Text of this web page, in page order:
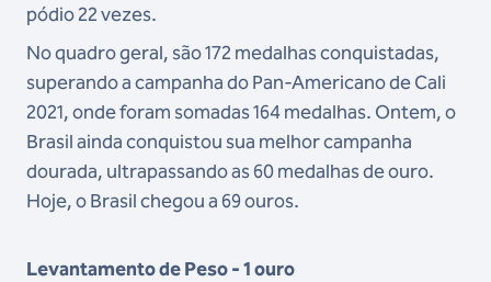
pódio 22 vezes.
No quadro geral, são 172 medalhas conquistadas,
superando a campanha do Pan-Americano de Cali
2021, onde foram somadas 164 medalhas. Ontem, o
Brasil ainda conquistou sua melhor campanha
dourada, ultrapassando as 60 medalhas de ouro.
Hoje, o Brasil chegou a 69 ouros.
Levantamento de Peso - 1 ouro